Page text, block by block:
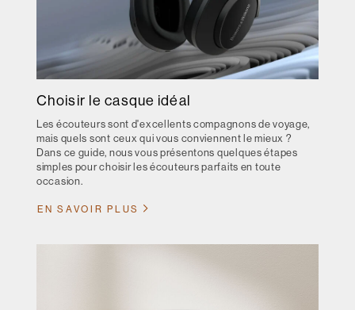
Choisir le casque idéal
Les écouteurs sont d'excellents compagnons de voyage,
mais quels sont ceux qui vous conviennent le mieux ?
Dans ce guide, nous vous présentons quelques étapes
simples pour choisir les écouteurs parfaits en toute
occasion.
EN SAVOIR PLUS